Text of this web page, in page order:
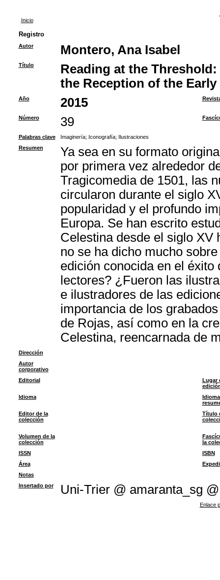
Inicio
Registro
Autor Montero, Ana Isabel
Título
Reading at the
the Reception of the
Año 2015
Número 39
Palabras clave Imaginería; Iconografía; Ilustraciones
Resumen
Ya sea en su formato
por primera vez alrededor
Tragicomedia de 1501, las
circularon durante el siglo
popularidad y el profundo
Europa. Se han escrito
Celestina desde el siglo XV
no se ha dicho mucho
edición conocida en el
lectores? ¿Fueron las
e ilustradores de las
importancia de los
de Rojas, así como en la
Celestina, reencarnada de
Dirección
Autor
corporativo
Editorial
Lugar
Idioma
Editor de la
colección
Título
Volumen de la
colección
la
ISSN
ISBN
Área
Notas
Insertado por
Uni-Trier @ amaranta_sg @
Enlace